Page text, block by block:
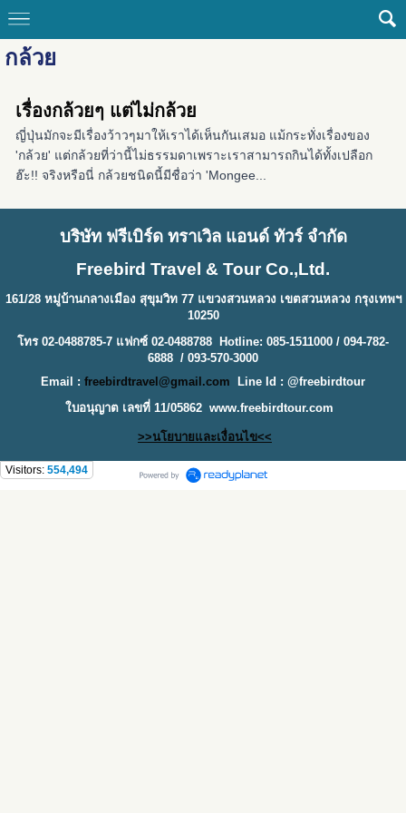
กล้วย
เรื่องกล้วยๆ แต่ไม่กล้วย
ญี่ปุ่นมักจะมีเรื่องว้าวๆมาให้เราได้เห็นกันเสมอ แม้กระทั่งเรื่องของ
'กล้วย' แต่กล้วยที่ว่านี้ไม่ธรรมดาเพราะเราสามารถกินได้ทั้งเปลือก
ฮ๊ะ!! จริงหรือนี่ กล้วยชนิดนี้มีชื่อว่า 'Mongee...
บริษัท ฟรีเบิร์ด ทราเวิล แอนด์ ทัวร์ จำกัด
Freebird Travel & Tour Co.,Ltd.
161/28 หมู่บ้านกลางเมือง สุขุมวิท 77 แขวงสวนหลวง เขตสวนหลวง กรุงเทพฯ
10250
โทร 02-0488785-7 แฟกซ์ 02-0488788 Hotline: 085-1511000 / 094-782-
6888 / 093-570-3000
Email : freebirdtravel@gmail.com
Line Id : @freebirdtour
ใบอนุญาต เลขที่ 11/05862 www.freebirdtour.com
>>นโยบายและเงื่อนไข<<
Visitors: 554,494